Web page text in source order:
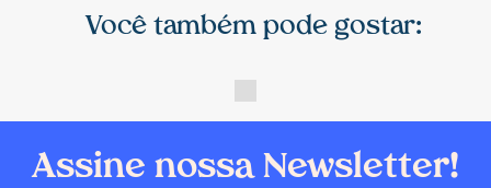
Você também pode gostar:
Assine nossa Newsletter!